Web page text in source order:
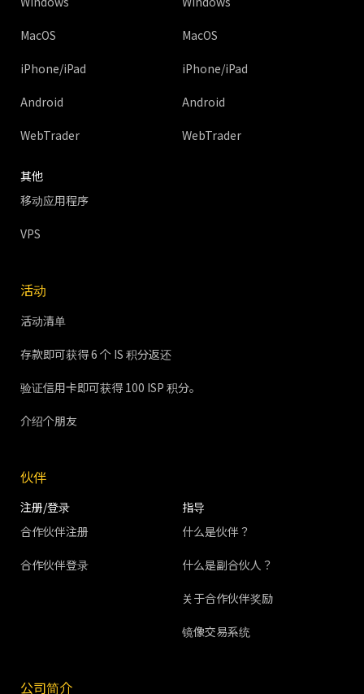
MacOS
iPhone/iPad
Android
WebTrader
MacOS
iPhone/iPad
Android
WebTrader
其他
移动应用程序
VPS
活动
活动清单
存款即可获得 6 个 IS 积分返还
验证信用卡即可获得 100 ISP 积分。
介绍个朋友
伙伴
注册/登录
合作伙伴注册
合作伙伴登录
指导
什么是伙伴？
什么是副合伙人？
关于合作伙伴奖励
镜像交易系统
公司简介